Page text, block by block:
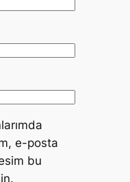
e-posta
bu